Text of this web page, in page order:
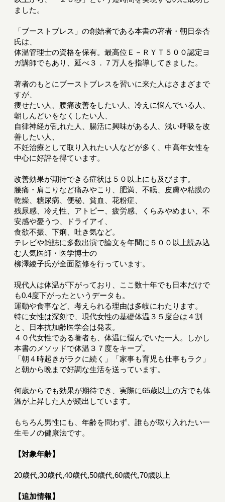
ました。
「ブーストブレス」の創始者である本書の著者・朝日奈杏
氏は、
体温管理士の資格を保有。最高位Ｅ－ＲＹＴ５００認定ヨ
ガ講師でもあり、延べ３．７万人を指導してきました。
著者のもとにブーストブレスを習いに来た人はさまざまで
すが、
痩せたい人、腰痛改善をしたい人、冷えに悩んでいる人、
朝しんどいをなくしたい人、
自律神経が乱れた人、腸活に興味がある人、浅い呼吸を改
善したい人、
不妊治療として取り入れたい人などが多く、中高年女性を
中心に好評を得ています。
改善効果が期待できる症状は５０以上にも及びます。
腰痛・肩こりなど痛みやこり、肥満、不眠、皮膚や粘膜の
乾燥、糖尿病、便秘、貧血、花粉症、
残尿感、冷え性、アトピー、疲労感、くらみやめまい、不
安感や憂うつ、ドライアイ、
食欲不振、下痢、吐き気など。
テレビや雑誌に多数出演で論文を年間に５００以上読み込
む人気医師・医学博士の
柳澤綾子氏が全面監修を行っています。
現代人は体温が下がっており、ここ数十年でも日本だけで
も0.4度下がったというデータも。
運動や食事など、考えられる理由は多岐にわたります。
特に女性は深刻で、現代女性の基礎体温３５度台は４割
と、日本抗加齢医学会は発表。
４０代女性である著者も、体温に悩んでいた一人。しかし
本書のメソッドで体温３７度をキープ。
「朝４時起きがラクに続く」「家事も育児も仕事もラク」
と朝から晩まで好調な生活を送っています。
何歳からでも効果が期待でき、実際に65歳以上の方でも体
温が上昇した人が続出しています。
もちろん男性にも、年齢を問わず、誰もが取り入れたい一
生モノの健康法です。
【対象年齢】
20歳代,30歳代,40歳代,50歳代,60歳代,70歳以上
【追加情報】